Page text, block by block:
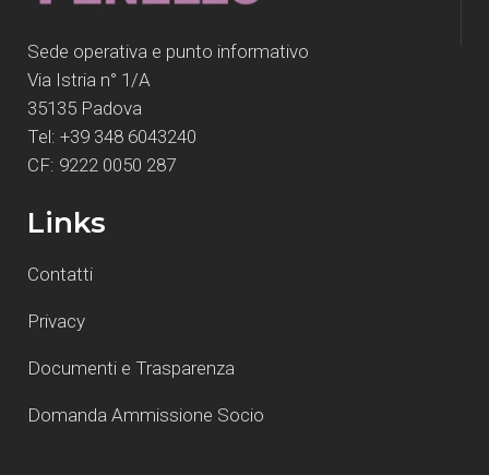
Sede operativa e punto informativo
Via Istria n° 1/A
35135 Padova
Tel: +39 348 6043240
CF: 9222 0050 287
Links
Contatti
Privacy
Documenti e Trasparenza
Domanda Ammissione Socio